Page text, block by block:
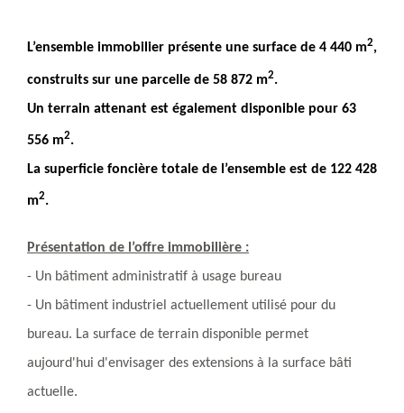
L’ensemble immobilier présente une surface de 4 440 m2,
construits sur une parcelle de 58 872 m2.
Un terrain attenant est également disponible pour 63
556 m2.
La superficie foncière totale de l’ensemble est de 122 428
m2.
Présentation de l’offre immobilière :
- Un bâtiment administratif à usage bureau
- Un bâtiment industriel actuellement utilisé pour du
bureau. La surface de terrain disponible permet
aujourd'hui d'envisager des extensions à la surface bâti
actuelle.